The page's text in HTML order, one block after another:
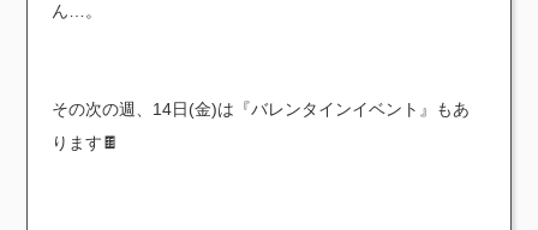
ん…。
その次の週、14日(金)は『バレンタインイベント』もあ
ります🍫